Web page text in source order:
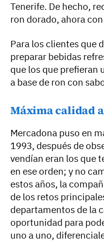
Tenerife. De hecho,
ron dorado, ahora
Para los clientes que
preparar bebidas
que los que prefieran
a base de ron con
Máxima calidad
Mercadona puso en
1993, después de
vendían eran los que
en ese orden; y no
estos años, la
de los retos
departamentos de la
oportunidad para
uno a uno,